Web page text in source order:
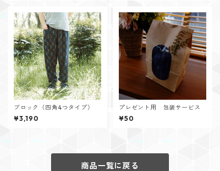
ブロック（四角4つタイプ）
¥3,190
プレゼント用 包装サービス
¥50
商品一覧に戻る